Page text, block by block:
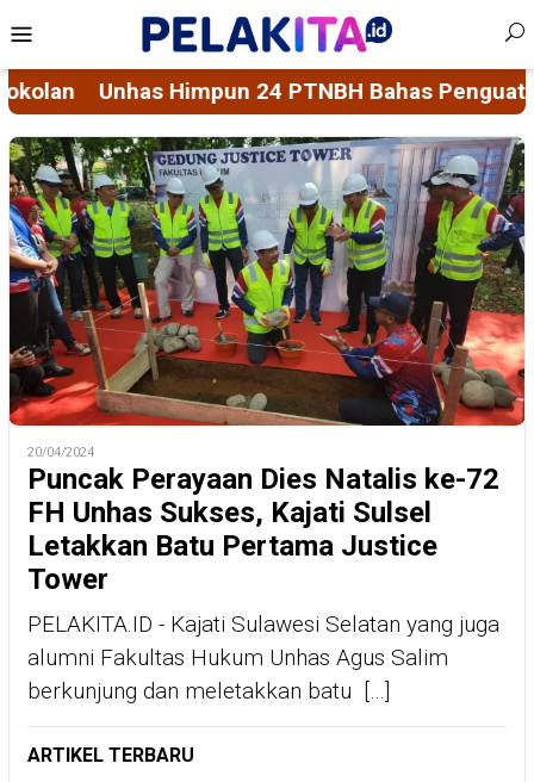
to
content
Menu
Bahas Penguatan Sistem Penjaminan
20/04/2024
Puncak Perayaan Dies Natalis ke-72
FH Unhas Sukses, Kajati Sulsel
Letakkan Batu Pertama Justice
Tower
PELAKITA.ID - Kajati Sulawesi Selatan yang juga
alumni Fakultas Hukum Unhas Agus Salim
berkunjung dan meletakkan batu […]
ARTIKEL TERBARU